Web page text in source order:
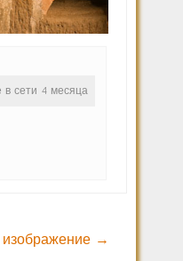
в сети 4 месяца
→